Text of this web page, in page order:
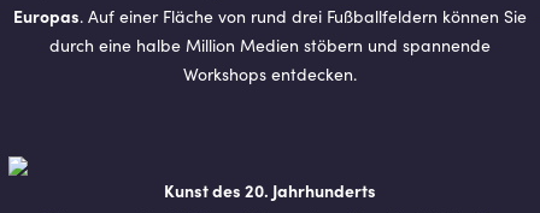
Europas. Auf einer Fläche von rund drei Fußballfeldern können Sie
durch eine halbe Million Medien stöbern und spannende
Workshops entdecken.
Kunst des 20. Jahrhunderts